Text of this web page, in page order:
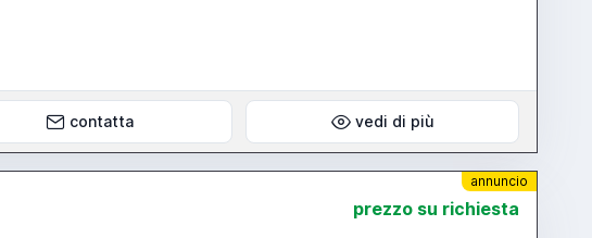
contatta vedi di più
annuncio
prezzo su richiesta